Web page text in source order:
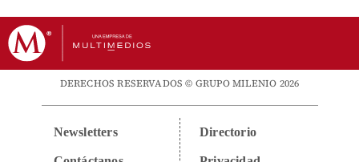
DERECHOS RESERVADOS © GRUPO MILENIO 2026
Newsletters Directorio